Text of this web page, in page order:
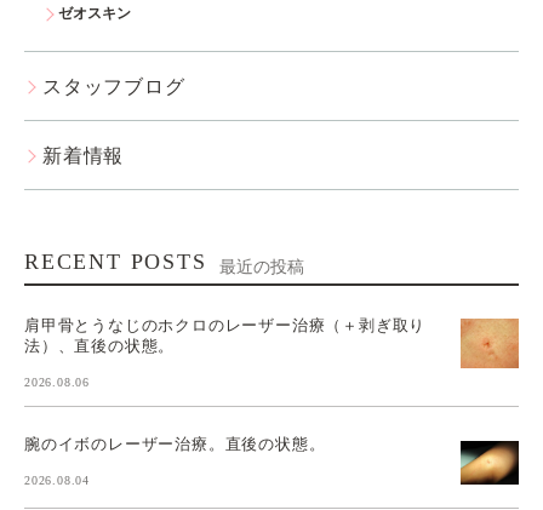
ゼオスキン
スタッフブログ
新着情報
RECENT POSTS 最近の投稿
肩甲骨とうなじのホクロのレーザー治療（＋剥ぎ取り
法）、直後の状態。
2026.08.06
腕のイボのレーザー治療。直後の状態。
2026.08.04